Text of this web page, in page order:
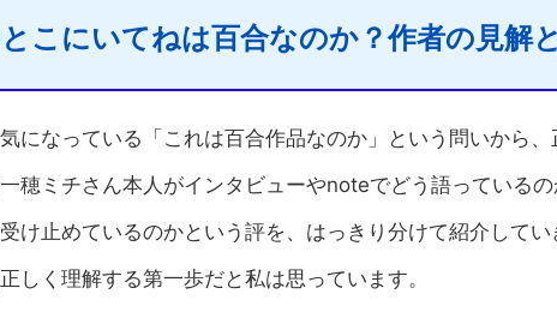
こにいてねは百合なのか？作者の見解
になっている「これは百合作品なのか」という問いから
穂ミチさん本人がインタビューやnoteでどう語っている
け止めているのかという評を、はっきり分けて紹介して
しく理解する第一歩だと私は思っています。